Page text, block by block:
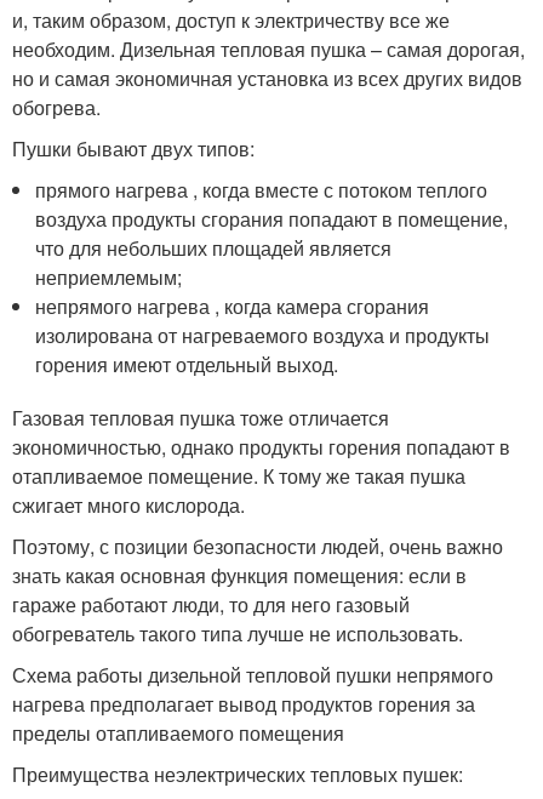
и, таким образом, доступ к электричеству все же
необходим. Дизельная тепловая пушка – самая дорогая,
но и самая экономичная установка из всех других видов
обогрева.
Пушки бывают двух типов:
прямого нагрева , когда вместе с потоком теплого
воздуха продукты сгорания попадают в помещение,
что для небольших площадей является
неприемлемым;
непрямого нагрева , когда камера сгорания
изолирована от нагреваемого воздуха и продукты
горения имеют отдельный выход.
Газовая тепловая пушка тоже отличается
экономичностью, однако продукты горения попадают в
отапливаемое помещение. К тому же такая пушка
сжигает много кислорода.
Поэтому, с позиции безопасности людей, очень важно
знать какая основная функция помещения: если в
гараже работают люди, то для него газовый
обогреватель такого типа лучше не использовать.
Схема работы дизельной тепловой пушки непрямого
нагрева предполагает вывод продуктов горения за
пределы отапливаемого помещения
Преимущества неэлектрических тепловых пушек: